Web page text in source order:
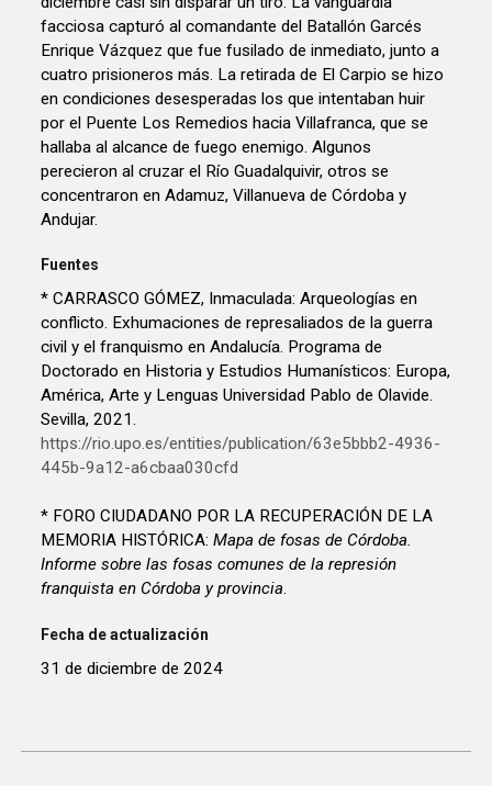
facciosa capturó al comandante del Batallón Garcés
Enrique Vázquez que fue fusilado de inmediato, junto a
cuatro prisioneros más. La retirada de El Carpio se hizo
en condiciones desesperadas los que intentaban huir
por el Puente Los Remedios hacia Villafranca, que se
hallaba al alcance de fuego enemigo. Algunos
perecieron al cruzar el Río Guadalquivir, otros se
concentraron en Adamuz, Villanueva de Córdoba y
Andujar.
Fuentes
* CARRASCO GÓMEZ, Inmaculada: Arqueologías en
conflicto. Exhumaciones de represaliados de la guerra
civil y el franquismo en Andalucía. Programa de
Doctorado en Historia y Estudios Humanísticos: Europa,
América, Arte y Lenguas Universidad Pablo de Olavide.
Sevilla, 2021.
https://rio.upo.es/entities/publication/63e5bbb2-4936-
445b-9a12-a6cbaa030cfd
* FORO CIUDADANO POR LA RECUPERACIÓN DE LA
MEMORIA HISTÓRICA:Mapa de fosas de Córdoba.
Informe sobre las fosas comunes de la represión
franquista en Córdoba y provincia.
Fecha de actualización
31 de diciembre de 2024